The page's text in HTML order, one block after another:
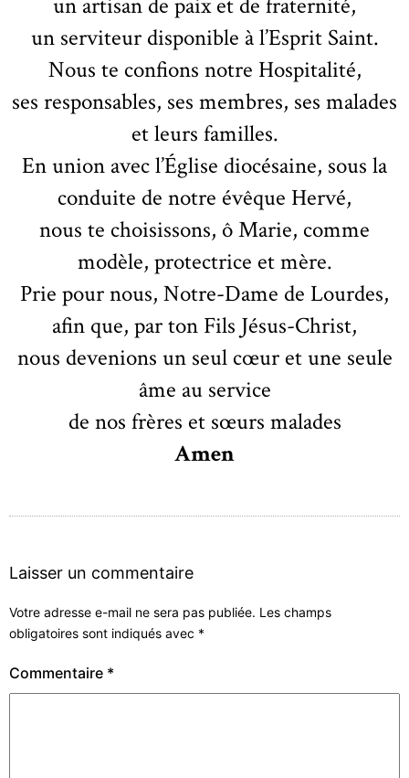
un serviteur disponible à l’Esprit Saint.
Nous te confions notre Hospitalité,
ses responsables, ses membres, ses malades
et leurs familles.
En union avec l’Église diocésaine, sous la
conduite de notre évêque Hervé,
nous te choisissons, ô Marie, comme
modèle, protectrice et mère.
Prie pour nous, Notre-Dame de Lourdes,
afin que, par ton Fils Jésus-Christ,
nous devenions un seul cœur et une seule
âme au service
de nos frères et sœurs malades
Amen
Laisser un commentaire
Votre adresse e-mail ne sera pas publiée. Les champs
obligatoires sont indiqués avec *
Commentaire *